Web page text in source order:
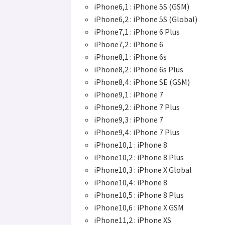
iPhone6,1 : iPhone 5S (GSM)
iPhone6,2 : iPhone 5S (Global)
iPhone7,1 : iPhone 6 Plus
iPhone7,2 : iPhone 6
iPhone8,1 : iPhone 6s
iPhone8,2 : iPhone 6s Plus
iPhone8,4 : iPhone SE (GSM)
iPhone9,1 : iPhone 7
iPhone9,2 : iPhone 7 Plus
iPhone9,3 : iPhone 7
iPhone9,4 : iPhone 7 Plus
iPhone10,1 : iPhone 8
iPhone10,2 : iPhone 8 Plus
iPhone10,3 : iPhone X Global
iPhone10,4 : iPhone 8
iPhone10,5 : iPhone 8 Plus
iPhone10,6 : iPhone X GSM
iPhone11,2 : iPhone XS